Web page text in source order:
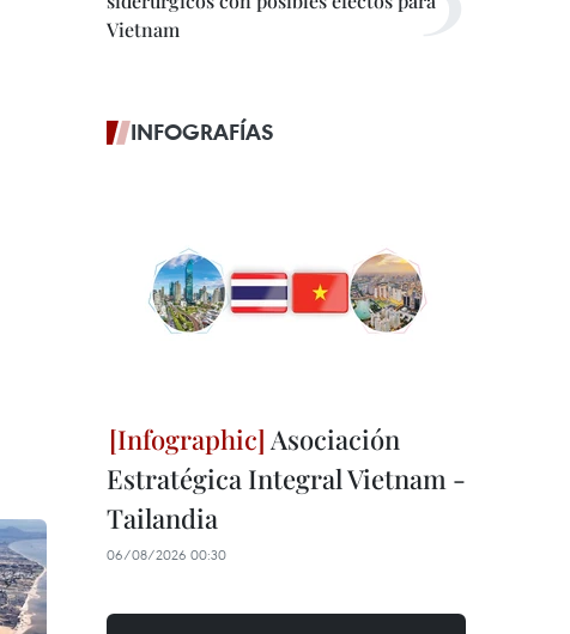
Vietnam
INFOGRAFÍAS
Asociación
Estratégica Integral Vietnam -
Tailandia
06/08/2026 00:30